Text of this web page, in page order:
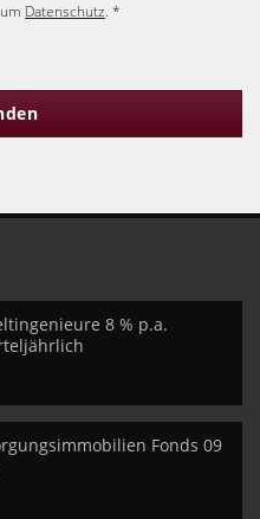
Datenschutz. *
8 % p.a.
Fonds 09